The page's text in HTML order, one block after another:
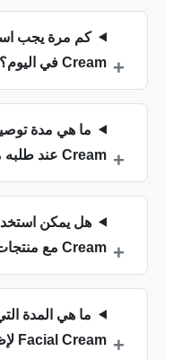
Cream في اليوم؟
Cream عند طلبه من noon السعودية؟
Cream مع منتجات أخرى للعناية بالبشرة؟
Facial Cream لإظهار النتائج؟